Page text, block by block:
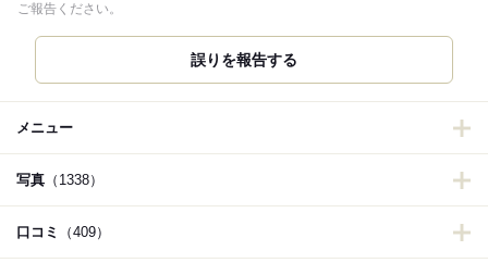
ご報告ください。
誤りを報告する
メニュー
写真 （1338）
口コミ （409）